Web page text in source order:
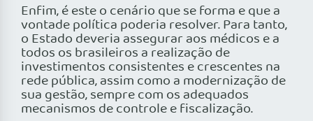
Enfim, é este o cenário que se forma e que a
vontade política poderia resolver. Para tanto,
o Estado deveria assegurar aos médicos e a
todos os brasileiros a realização de
investimentos consistentes e crescentes na
rede pública, assim como a modernização de
sua gestão, sempre com os adequados
mecanismos de controle e fiscalização.